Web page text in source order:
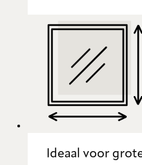
Ideaal voor